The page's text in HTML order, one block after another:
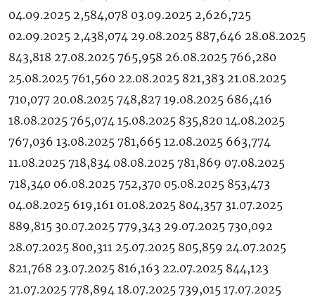
04.09.2025 2,584,078 03.09.2025 2,626,725
02.09.2025 2,438,074 29.08.2025 887,646 28.08.2025
843,818 27.08.2025 765,958 26.08.2025 766,280
25.08.2025 761,560 22.08.2025 821,383 21.08.2025
710,077 20.08.2025 748,827 19.08.2025 686,416
18.08.2025 765,074 15.08.2025 835,820 14.08.2025
767,036 13.08.2025 781,665 12.08.2025 663,774
11.08.2025 718,834 08.08.2025 781,869 07.08.2025
718,340 06.08.2025 752,370 05.08.2025 853,473
04.08.2025 619,161 01.08.2025 804,357 31.07.2025
889,815 30.07.2025 779,343 29.07.2025 730,092
28.07.2025 800,311 25.07.2025 805,859 24.07.2025
821,768 23.07.2025 816,163 22.07.2025 844,123
21.07.2025 778,894 18.07.2025 739,015 17.07.2025